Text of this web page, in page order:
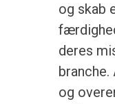
og skab
deres
og